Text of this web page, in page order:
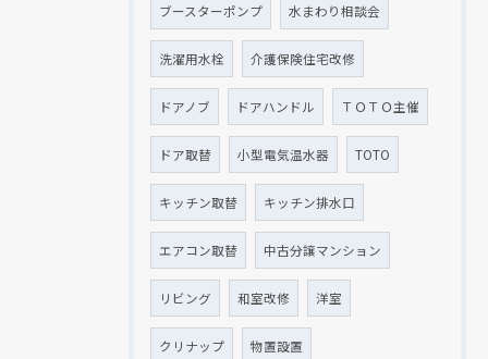
ブースターポンプ 水まわり相談会
洗濯用水栓 介護保険住宅改修
ドアノブ ドアハンドル ＴＯＴＯ主催
ドア取替 小型電気温水器 TOTO
キッチン取替 キッチン排水口
エアコン取替 中古分譲マンション
リビング 和室改修 洋室
クリナップ 物置設置